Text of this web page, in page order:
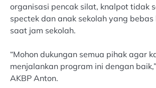
organisasi pencak silat, knalpot tidak
spectek dan anak sekolah yang
saat jam sekolah.
“Mohon dukungan semua pihak agar
menjalankan program ini dengan
AKBP Anton.